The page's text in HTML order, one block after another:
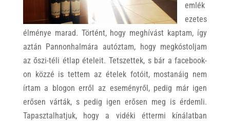
emlék
ezetes
élménye marad. Történt, hogy meghívást kaptam, így
aztán Pannonhalmára autóztam, hogy megkóstoljam
az őszi-téli étlap ételeit. Tetszettek, s bár a facebook-
on közzé is tettem az ételek fotóit, mostanáig nem
írtam a blogon erről az eseményről, pedig már igen
erősen várták, s pedig igen erősen meg is érdemli.
Tapasztalhatjuk, hogy a vidéki éttermi kínálatban